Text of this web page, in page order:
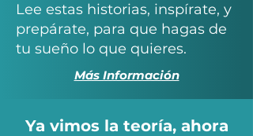
Lee estas historias, inspírate, y
prepárate, para que hagas de
tu sueño lo que quieres.
Más Información
Ya vimos la teoría, ahora